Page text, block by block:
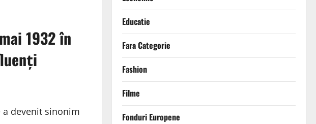
1932 în
devenit sinonim
Educatie
Fara Categorie
Fashion
Filme
Fonduri Europene